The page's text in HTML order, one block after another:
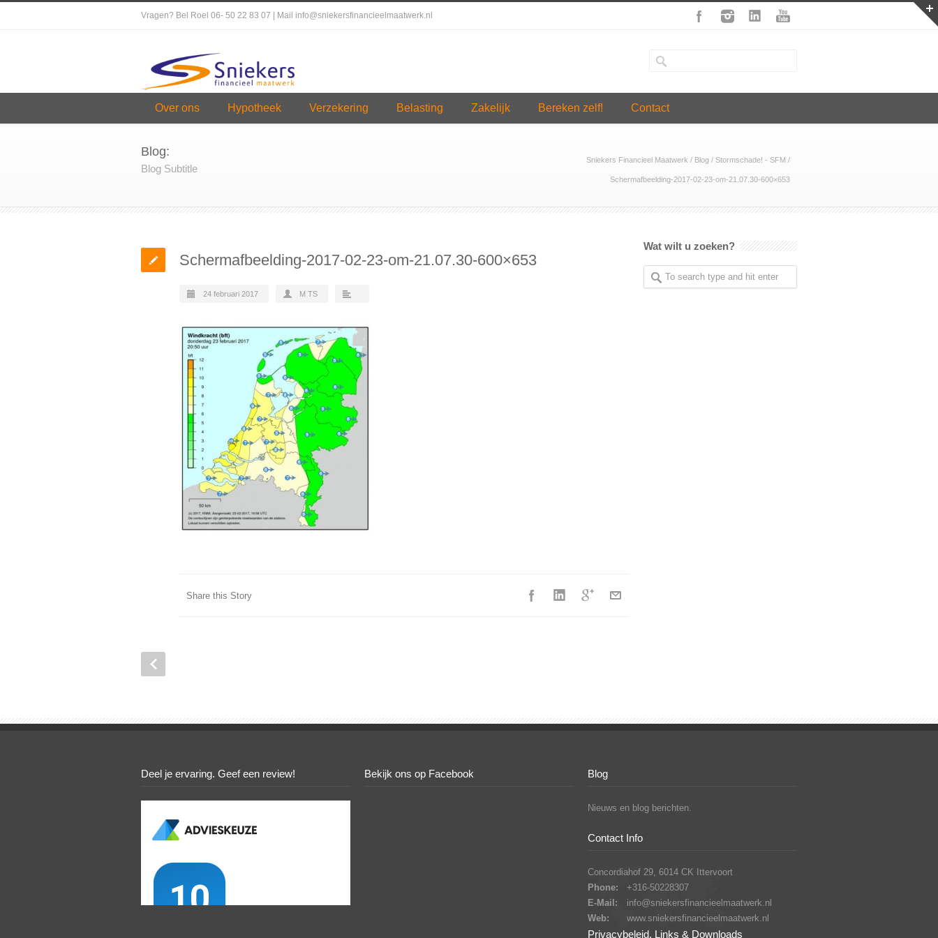
Vragen? Bel Roel 06- 50 22 83 07 | Mail info@sniekersfinancieelmaatwerk.nl
Over ons Hypotheek Verzekering Belasting Zakelijk Bereken zelf! Contact
Blog:
Blog Subtitle
Sniekers Financieel Maatwerk / Blog / Stormschade! - SFM /
Schermafbeelding-2017-02-23-om-21.07.30-600×653
Schermafbeelding-2017-02-23-om-21.07.30-600×653
24 februari 2017 M TS
Share this Story
Wat wilt u zoeken?
Deel je ervaring. Geef een review! Bekijk ons op Facebook Blog
Nieuws en blog berichten.
Contact Info
Concordiahof 29, 6014 CK Ittervoort
Phone:
+316-50228307
E-Mail:
info@sniekersfinancieelmaatwerk.nl
Web:
www.sniekersfinancieelmaatwerk.nl
Privacybeleid, Links & Downloads